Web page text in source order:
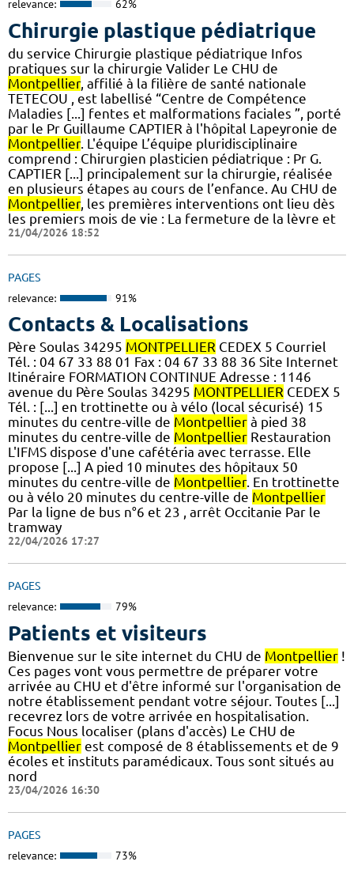
relevance: 62%
Chirurgie plastique pédiatrique
du service Chirurgie plastique pédiatrique Infos
pratiques sur la chirurgie Valider Le CHU de
Montpellier, affilié à la filière de santé nationale
TETECOU , est labellisé “Centre de Compétence
Maladies [...] fentes et malformations faciales ”, porté
par le Pr Guillaume CAPTIER à l'hôpital Lapeyronie de
Montpellier. L'équipe L’équipe pluridisciplinaire
comprend : Chirurgien plasticien pédiatrique : Pr G.
CAPTIER [...] principalement sur la chirurgie, réalisée
en plusieurs étapes au cours de l’enfance. Au CHU de
Montpellier, les premières interventions ont lieu dès
les premiers mois de vie : La fermeture de la lèvre et
21/04/2026 18:52
PAGES
relevance: 91%
Contacts & Localisations
Père Soulas 34295 MONTPELLIER CEDEX 5 Courriel
Tél. : 04 67 33 88 01 Fax : 04 67 33 88 36 Site Internet
Itinéraire FORMATION CONTINUE Adresse : 1146
avenue du Père Soulas 34295 MONTPELLIER CEDEX 5
Tél. : [...] en trottinette ou à vélo (local sécurisé) 15
minutes du centre-ville de Montpellier à pied 38
minutes du centre-ville de Montpellier Restauration
L'IFMS dispose d'une cafétéria avec terrasse. Elle
propose [...] A pied 10 minutes des hôpitaux 50
minutes du centre-ville de Montpellier. En trottinette
ou à vélo 20 minutes du centre-ville de Montpellier
Par la ligne de bus n°6 et 23 , arrêt Occitanie Par le
tramway
22/04/2026 17:27
PAGES
relevance: 79%
Patients et visiteurs
Bienvenue sur le site internet du CHU de Montpellier !
Ces pages vont vous permettre de préparer votre
arrivée au CHU et d'être informé sur l'organisation de
notre établissement pendant votre séjour. Toutes [...]
recevrez lors de votre arrivée en hospitalisation.
Focus Nous localiser (plans d'accès) Le CHU de
Montpellier est composé de 8 établissements et de 9
écoles et instituts paramédicaux. Tous sont situés au
nord
23/04/2026 16:30
PAGES
relevance: 73%